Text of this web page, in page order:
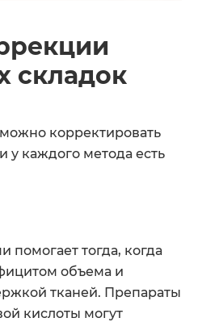
складок
корректировать
у каждого метода есть
тогда, когда
объема и
тканей. Препараты
кислоты могут